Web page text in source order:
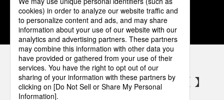
1 2 3 4 5
パナソニックの電気設備 SNSアカウント